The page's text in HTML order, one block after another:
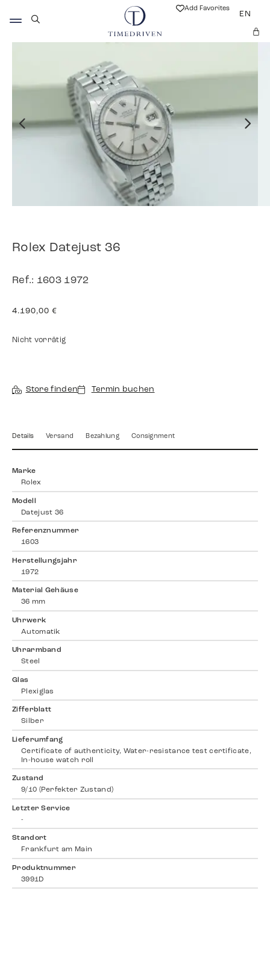
Add Favorites
EN
Rolex Datejust 36
Ref.: 1603 1972
4.190,00 €
Nicht vorrätig
Store finden Termin buchen
Details Versand Bezahlung Consignment
Marke
Rolex
Modell
Datejust 36
Referenznummer
1603
Herstellungsjahr
1972
Material Gehäuse
36 mm
Uhrwerk
Automatik
Uhrarmband
Steel
Glas
Plexiglas
Zifferblatt
Silber
Lieferumfang
Certificate of authenticity, Water-resistance test certificate,
In-house watch roll
Zustand
9/10 (Perfekter Zustand)
Letzter Service
-
Standort
Frankfurt am Main
Produktnummer
3991D